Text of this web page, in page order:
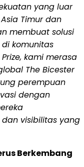
yang luar
Timur dan
membuat solusi
komunitas
kami merasa
The Bicester
perempuan
dengan
visibilitas yang
Berkembang